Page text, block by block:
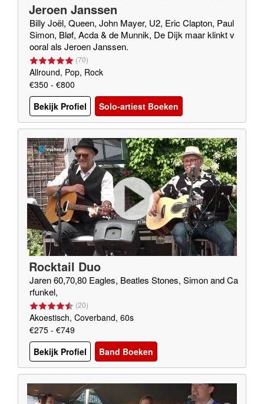
Jeroen Janssen
Billy Joël, Queen, John Mayer, U2, Eric Clapton, Paul
Simon, Bløf, Acda & de Munnik, De Dijk maar klinkt v
ooral als Jeroen Janssen.
(70)
Allround, Pop, Rock
€350 - €800
Bekijk Profiel
Solo-artiest Boeken
Rocktail Duo
Jaren 60,70,80 Eagles, Beatles Stones, Simon and Ca
rfunkel,
(20)
Akoestisch, Coverband, 60s
€275 - €749
Bekijk Profiel
Band Boeken